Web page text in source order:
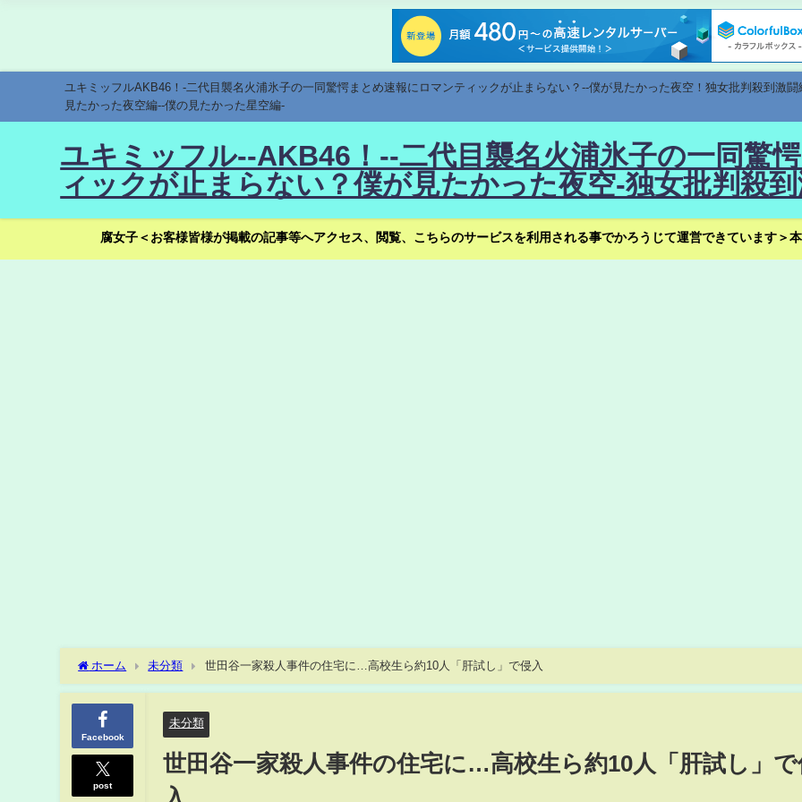
ユキミッフルAKB46！-二代目襲名火浦氷子の一同驚愕まとめ速報にロマンティックが止まらない？--僕が見たかった夜空！独女批判殺到激
見たかった夜空編--僕の見たかった星空編-
ユキミッフル--AKB46！--二代目襲名火浦氷子の一同驚
ィックが止まらない？僕が見たかった夜空-独女批判殺
腐女子＜お客様皆様が掲載の記事等へアクセス、閲覧、こちらのサービスを利用される事でかろうじて運営できています＞
ホーム 未分類 世田谷一家殺人事件の住宅に…高校生ら約10人「肝試し」で侵入
Facebook
post
未分類
世田谷一家殺人事件の住宅に…高校生ら約10人「肝試し」で
入